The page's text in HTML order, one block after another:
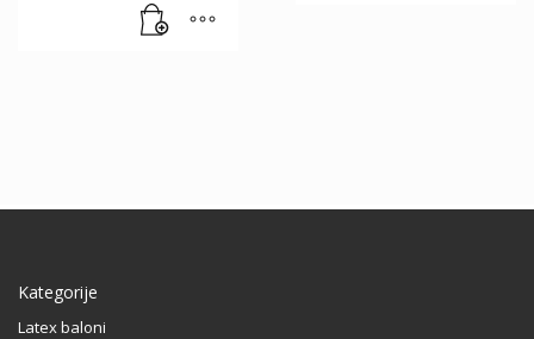
Kategorije
Latex baloni